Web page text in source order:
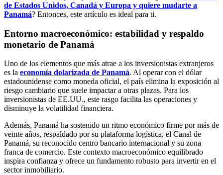
de Estados Unidos, Canadá y Europa y quiere mudarte a
Panamá? Entonces, este artículo es ideal para ti.
Entorno macroeconómico: estabilidad y respaldo
monetario de Panamá
Uno de los elementos que más atrae a los inversionistas extranjeros
es la economía dolarizada de Panamá. Al operar con el dólar
estadounidense como moneda oficial, el país elimina la exposición al
riesgo cambiario que suele impactar a otras plazas. Para los
inversionistas de EE.UU., este rasgo facilita las operaciones y
disminuye la volatilidad financiera.
Además, Panamá ha sostenido un ritmo económico firme por más de
veinte años, respaldado por su plataforma logística, el Canal de
Panamá, su reconocido centro bancario internacional y su zona
franca de comercio. Este contexto macroeconómico equilibrado
inspira confianza y ofrece un fundamento robusto para invertir en el
sector inmobiliario.